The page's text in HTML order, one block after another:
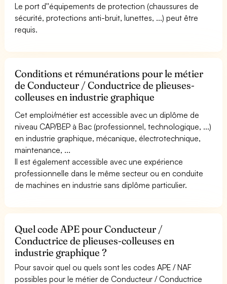
Le port d''équipements de protection (chaussures de
sécurité, protections anti-bruit, lunettes, ...) peut être
requis.
Conditions et rémunérations pour le métier
de Conducteur / Conductrice de plieuses-
colleuses en industrie graphique
Cet emploi/métier est accessible avec un diplôme de
niveau CAP/BEP à Bac (professionnel, technologique, ...)
en industrie graphique, mécanique, électrotechnique,
maintenance, ...
Il est également accessible avec une expérience
professionnelle dans le même secteur ou en conduite
de machines en industrie sans diplôme particulier.
Quel code APE pour Conducteur /
Conductrice de plieuses-colleuses en
industrie graphique ?
Pour savoir quel ou quels sont les codes APE / NAF
possibles pour le métier de Conducteur / Conductrice